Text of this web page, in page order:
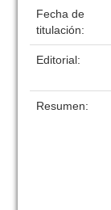
Fecha de
titulación:
Editorial:
Resumen: